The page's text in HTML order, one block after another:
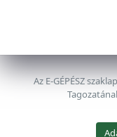
Az E-GÉPÉSZ